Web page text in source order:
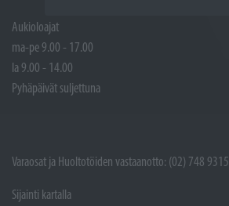
Aukioloajat
ma-pe 9.00 - 17.00
la 9.00 - 14.00
Pyhäpäivät suljettuna
Varaosat ja Huoltotöiden vastaanotto: (02) 748 9315
Sijainti kartalla